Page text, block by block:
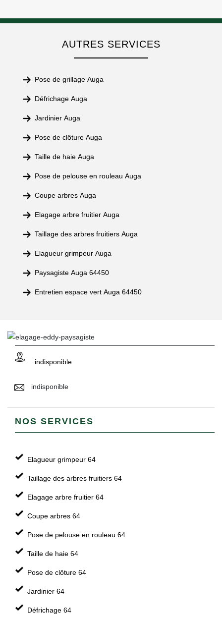
AUTRES SERVICES
Pose de grillage Auga
Défrichage Auga
Jardinier Auga
Pose de clôture Auga
Taille de haie Auga
Pose de pelouse en rouleau Auga
Coupe arbres Auga
Elagage arbre fruitier Auga
Taillage des arbres fruitiers Auga
Elagueur grimpeur Auga
Paysagiste Auga 64450
Entretien espace vert Auga 64450
indisponible
indisponible
NOS SERVICES
Elagueur grimpeur 64
Taillage des arbres fruitiers 64
Elagage arbre fruitier 64
Coupe arbres 64
Pose de pelouse en rouleau 64
Taille de haie 64
Pose de clôture 64
Jardinier 64
Défrichage 64